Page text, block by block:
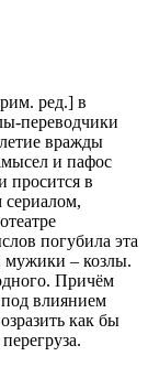
ред.] в
переводчики
вражды
и пафос
просится в
сериалом,
погубила эта
мужики – козлы.
Причём
влиянием
как бы